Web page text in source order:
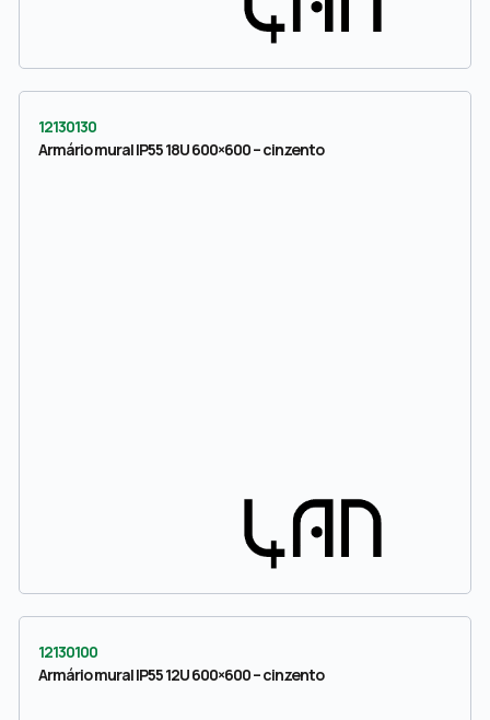
12130130
Armário mural IP55 18U 600×600 – cinzento
12130100
Armário mural IP55 12U 600×600 – cinzento